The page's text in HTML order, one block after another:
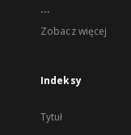
...
Zobacz więcej
Indeksy
Tytuł